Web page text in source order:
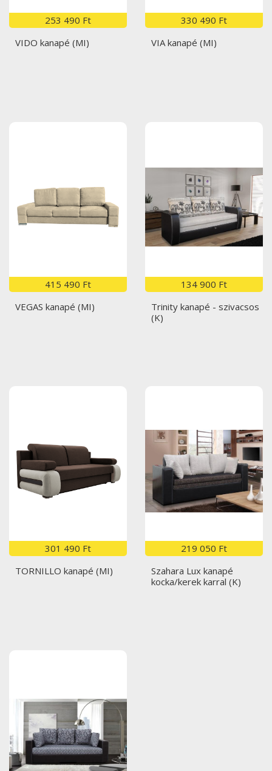
253 490 Ft
VIDO kanapé (MI)
330 490 Ft
VIA kanapé (MI)
415 490 Ft
VEGAS kanapé (MI)
134 900 Ft
Trinity kanapé - szivacsos
(K)
301 490 Ft
TORNILLO kanapé (MI)
219 050 Ft
Szahara Lux kanapé
kocka/kerek karral (K)